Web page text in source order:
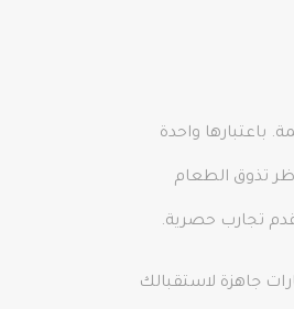
باعتبارها واحدة
تذوق الطعام
تجارب حصرية.
جاهزة لاستقبالك